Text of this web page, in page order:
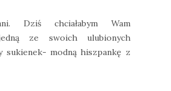
Dziś chciałabym Wam
ze swoich ulubionych
sukienek- modną hiszpankę z